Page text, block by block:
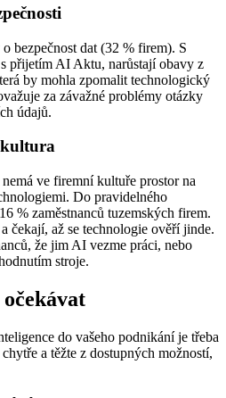
bezpečnost dat (32 % firem). S
přijetím AI Aktu, narůstají obavy z
by mohla zpomalit technologický
za závažné problémy otázky
údajů.
ve firemní kultuře prostor na
Do pravidelného
% zaměstnanců tuzemských firem.
čekají, až se technologie ověří jinde.
že jim AI vezme práci, nebo
stroje.
do vašeho podnikání je třeba
a těžte z dostupných možností,